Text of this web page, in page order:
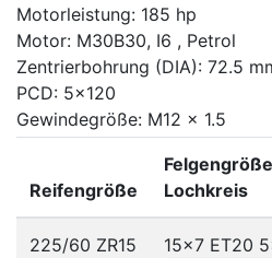
Motorleistung: 185 hp
Motor: M30B30, I6 , Petrol
Zentrierbohrung (DIA): 72.5
PCD: 5x120
Gewindegröße: M12 x 1.5
Reifengröße
Lochkreis
225/60 ZR15
15x7 ET20